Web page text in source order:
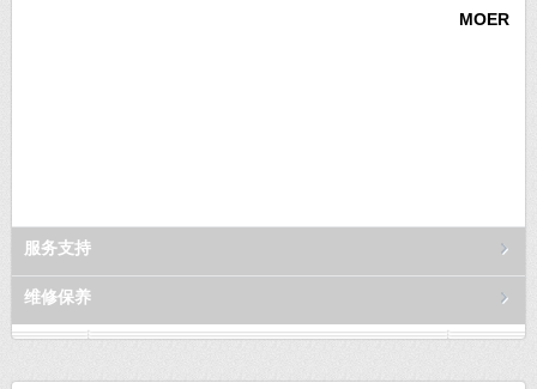
MOER
服务支持
维修保养